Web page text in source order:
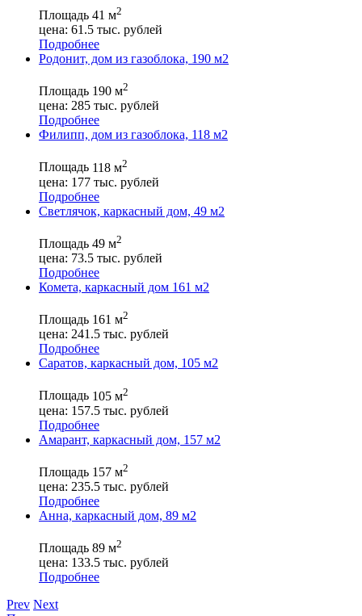
Площадь 41 м2
цена: 61.5 тыс. рублей
Подробнее
Родонит, дом из газоблока, 190 м2
Площадь 190 м2
цена: 285 тыс. рублей
Подробнее
Филипп, дом из газоблока, 118 м2
Площадь 118 м2
цена: 177 тыс. рублей
Подробнее
Светлячок, каркасный дом, 49 м2
Площадь 49 м2
цена: 73.5 тыс. рублей
Подробнее
Комета, каркасный дом 161 м2
Площадь 161 м2
цена: 241.5 тыс. рублей
Подробнее
Саратов, каркасный дом, 105 м2
Площадь 105 м2
цена: 157.5 тыс. рублей
Подробнее
Амарант, каркасный дом, 157 м2
Площадь 157 м2
цена: 235.5 тыс. рублей
Подробнее
Анна, каркасный дом, 89 м2
Площадь 89 м2
цена: 133.5 тыс. рублей
Подробнее
Prev Next